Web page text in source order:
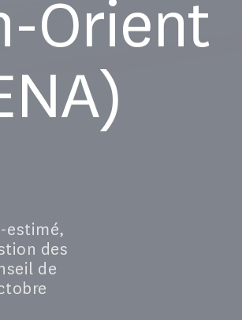
Orient
estimé,
des
de